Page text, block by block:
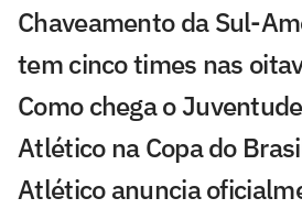
Chaveamento da Sul-
tem cinco times nas
Como chega o
Atlético na Copa do
Atlético anuncia